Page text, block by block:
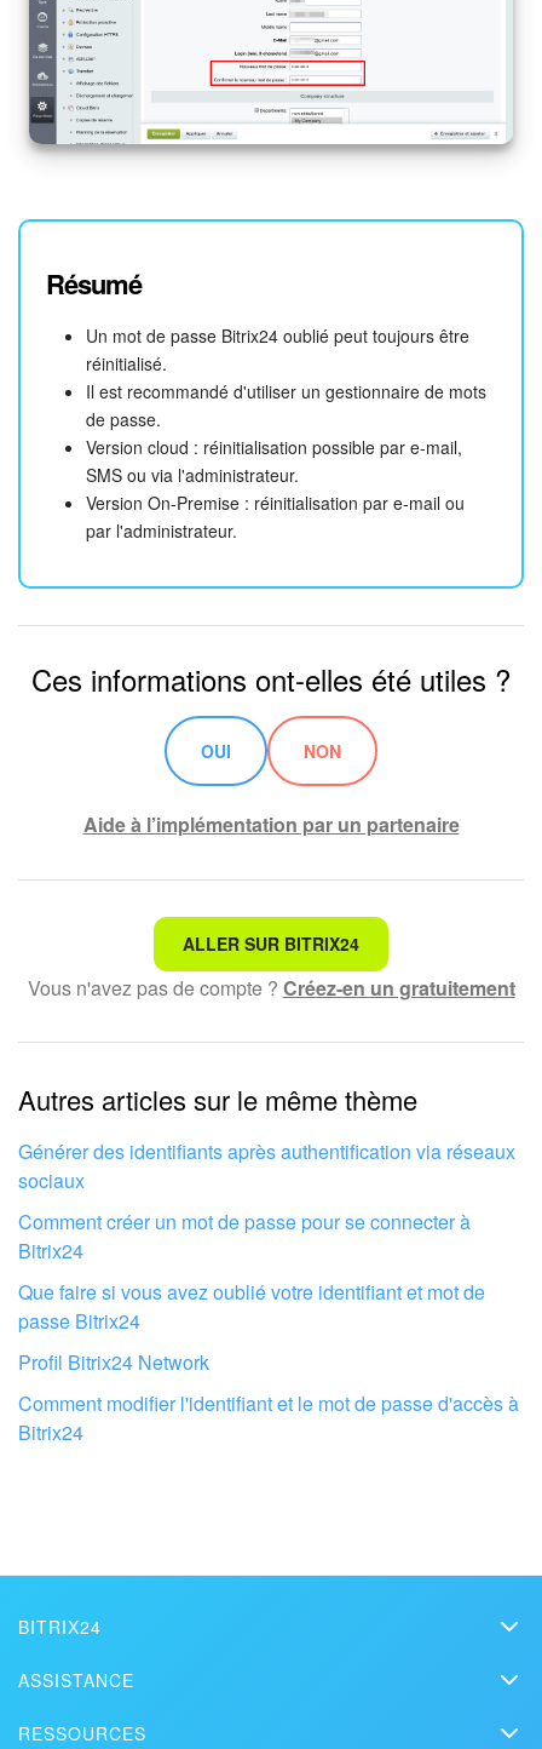
Résumé
Un mot de passe Bitrix24 oublié peut toujours être
réinitialisé.
Il est recommandé d'utiliser un gestionnaire de mots
de passe.
Version cloud : réinitialisation possible par e-mail,
SMS ou via l'administrateur.
Version On-Premise : réinitialisation par e-mail ou
par l'administrateur.
Ces informations ont-elles été utiles ?
OUI NON
Aide à l’implémentation par un partenaire
Ce n'est pas ce que je recherche
Texte compliqué et incompréhensible
Les informations sont obsolètes
Trop court, j'ai besoin de plus d'informations
Je n'aime pas comment cet outil fonctionne
par des professionnels locaux
ALLER SUR BITRIX24
Vous n'avez pas de compte ? Créez-en un gratuitement
Autres articles sur le même thème
Générer des identifiants après authentification via réseaux
sociaux
Comment créer un mot de passe pour se connecter à
Bitrix24
Que faire si vous avez oublié votre identifiant et mot de
passe Bitrix24
Profil Bitrix24 Network
Comment modifier l'identifiant et le mot de passe d'accès à
Bitrix24
BITRIX24
Kit presse
ASSISTANCE
RESSOURCES